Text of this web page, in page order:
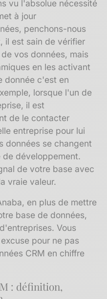
vu l'absolue nécessité
à jour
penchons-nous
il est sain de vérifier
vos données, mais
en les activant
donnée c'est en
lorsque l'un de
il est
de le contacter
entreprise pour lui
données se changent
développement.
de votre base avec
vraie valeur.
en plus de mettre
base de données,
. Vous
pour ne pas
CRM en chiffre
: définition,